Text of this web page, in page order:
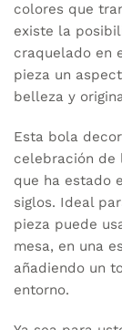
colores que
existe la
craquelado en
pieza un
belleza y
Esta bola
celebración de
que ha estado
siglos. Ideal
pieza puede
mesa, en una
añadiendo un
entorno.